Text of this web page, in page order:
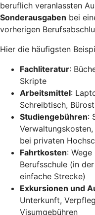
beruflich veranlassten
Sonderausgaben bei
vorherigen
Hier die häufigsten
Fachliteratur:
Skripte
Arbeitsmittel:
Schreibtisch,
Studiengebühren:
bei privaten
Fahrtkosten:
Berufsschule (in
einfache Strecke)
Exkursionen und
Unterkunft,
Visumgebühren